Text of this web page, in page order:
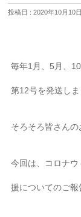
投稿日 : 2020年10月10日
毎年1月、5月、
第12号を発送しま
そろそろ皆さんの
今回は、コロナ
援についてのご